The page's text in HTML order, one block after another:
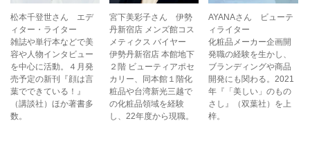
松本千登世さん エデ
ィター・ライター
雑誌や単行本などで美
容や人物インタビュー
を中心に活動。４月発
売予定の新刊『顔は言
葉でできている！』
（講談社）ほか著書多
数。
宮下美彩子さん 伊勢
丹新宿店 メンズ館コス
メティクス バイヤー
伊勢丹新宿店 本館地下
２階 ビューティアポセ
カリー、同本館１階化
粧品や台湾新光三越で
の化粧品領域を経験
し、22年度から現職。
AYANAさん ビューテ
ィライター
化粧品メーカー企画開
発職の経験を生かし、
ブランディングや商品
開発にも関わる。2021
年『「美しい」のもの
さし』（双葉社）を上
梓。